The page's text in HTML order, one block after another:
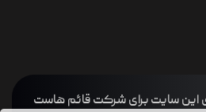
این سایت برای شرکت قائم هاست